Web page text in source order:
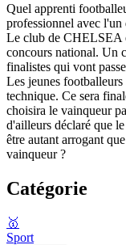
Quel apprenti
professionnel avec l'un
Le club de CHELSEA
concours national. Un
finalistes qui vont
Les jeunes
technique. Ce sera
choisira le vainqueur
d'ailleurs déclaré que
être autant arrogant
vainqueur ?
Catégorie
🥇
Sport